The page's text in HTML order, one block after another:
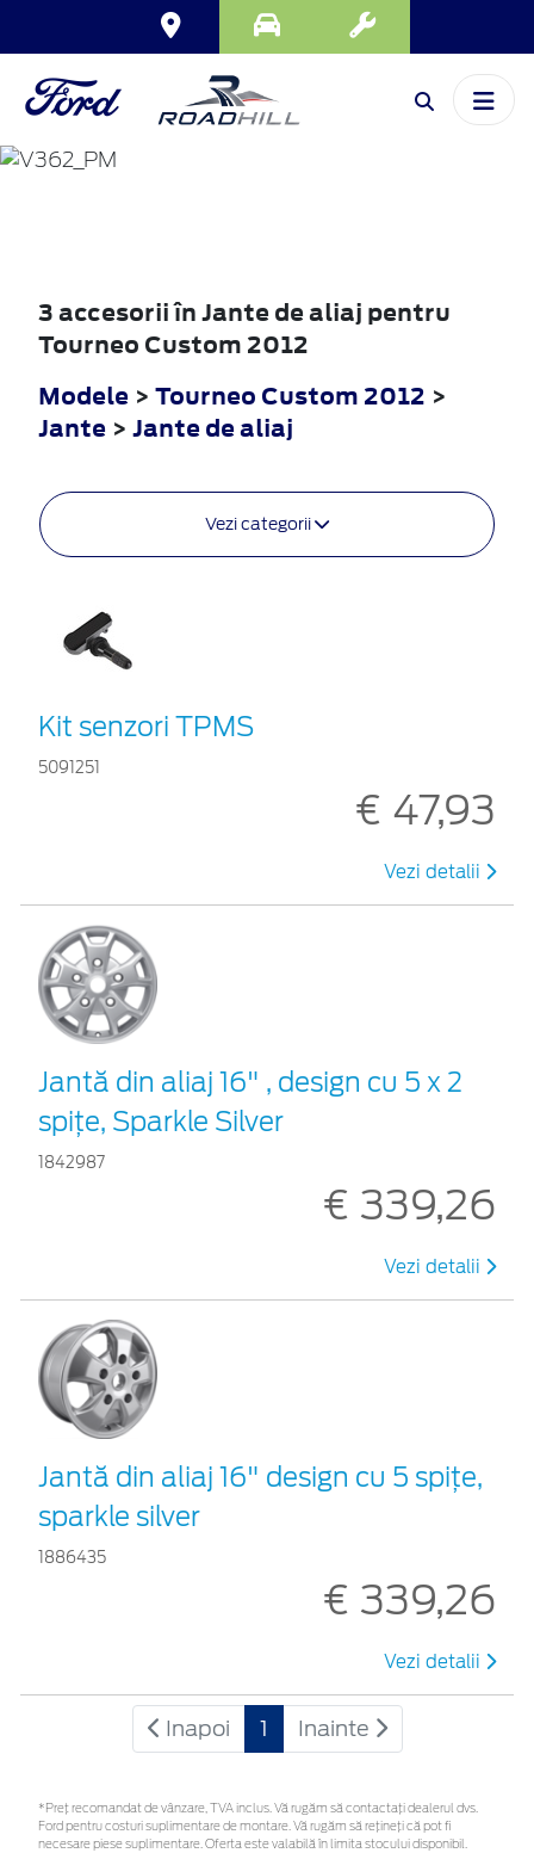
TOURNEO
CUSTOM
3 accesorii în Jante de aliaj pentru
Tourneo Custom 2012
Modele > Tourneo Custom 2012 >
Jante > Jante de aliaj
Vezi categorii
Kit senzori TPMS
5091251
€ 47,93
Vezi detalii
Jantă din aliaj 16" , design cu 5 x 2
spiţe, Sparkle Silver
1842987
€ 339,26
Vezi detalii
Jantă din aliaj 16" design cu 5 spiţe,
sparkle silver
1886435
€ 339,26
Vezi detalii
Inapoi 1 Inainte
*Preţ recomandat de vânzare, TVA inclus. Vă rugăm să contactaţi dealerul dvs.
Ford pentru costuri suplimentare de montare. Vă rugăm să rețineți că pot fi
necesare piese suplimentare. Oferta este valabilă în limita stocului disponibil.